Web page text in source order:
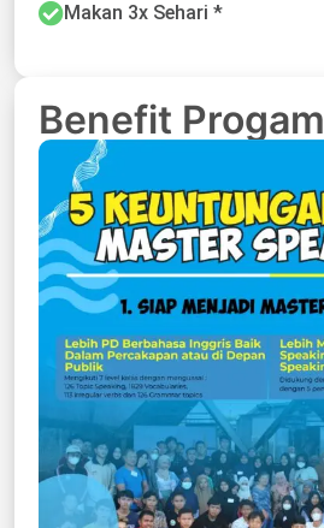
Makan 3x Sehari *
Benefit Progam